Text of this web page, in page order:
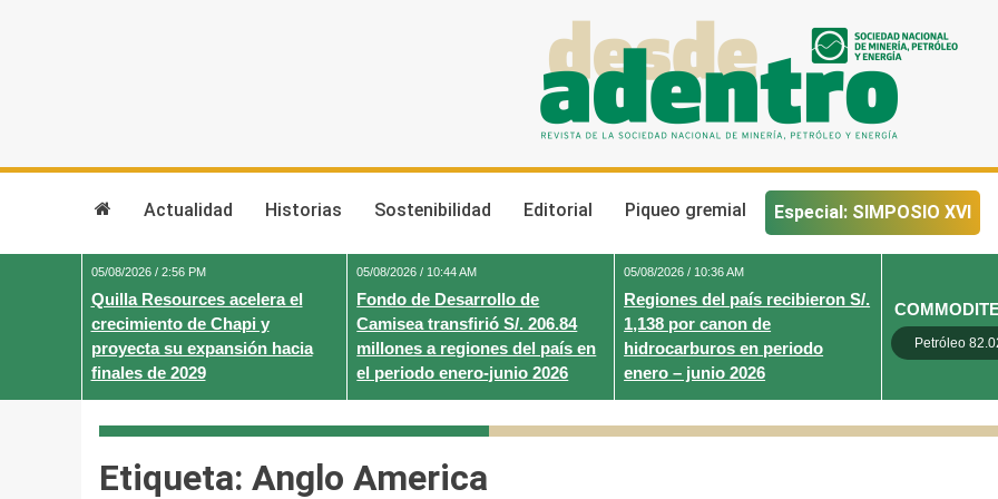
Actualidad Historias Sostenibilidad Editorial Piqueo gremial Especial: SIMPOSIO XVI
05/08/2026 / 2:56 PM
Quilla Resources acelera el
crecimiento de Chapi y
proyecta su expansión hacia
finales de 2029
05/08/2026 / 10:44 AM
Fondo de Desarrollo de
Camisea transfirió S/. 206.84
millones a regiones del país en
el periodo enero-junio 2026
05/08/2026 / 10:36 AM
Regiones del país recibieron S/.
1,138 por canon de
hidrocarburos en periodo
enero – junio 2026
Petróleo
Etiqueta: Anglo America